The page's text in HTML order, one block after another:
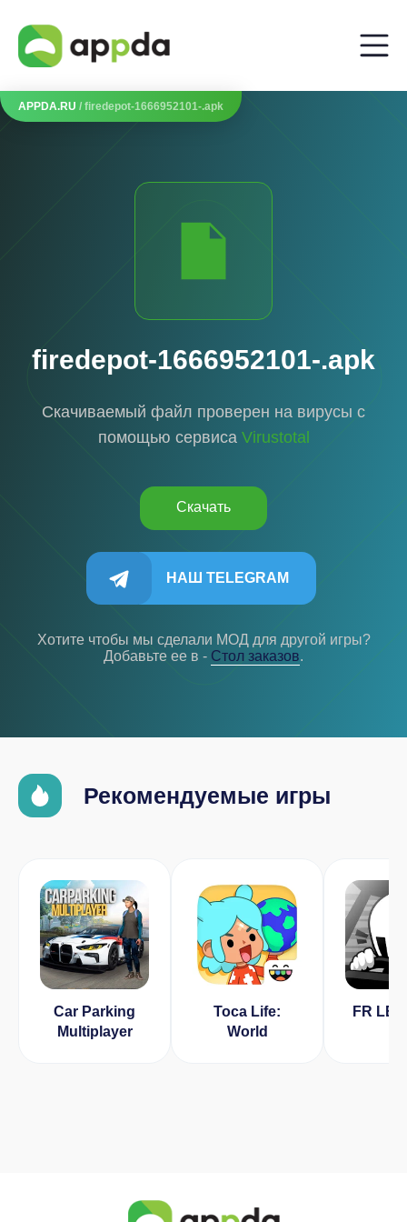
APPDA.RU / firedepot-1666952101-.apk
firedepot-1666952101-.apk
Скачиваемый файл проверен на вирусы с
помощью сервиса Virustotal
Скачать
НАШ TELEGRAM
Хотите чтобы мы сделали МОД для другой игры?
Добавьте ее в - Cтол заказов.
Рекомендуемые игры
Car Parking
Multiplayer
Toca Life:
World
FR